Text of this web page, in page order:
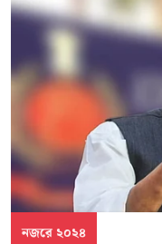
নজরে ২০২৪